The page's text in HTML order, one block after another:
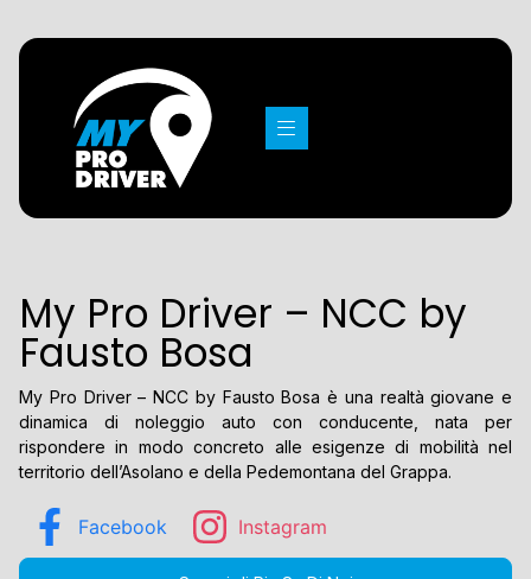
My Pro Driver – NCC by
Fausto Bosa
My Pro Driver – NCC by Fausto Bosa è una realtà giovane e
dinamica di noleggio auto con conducente, nata per
rispondere in modo concreto alle esigenze di mobilità nel
territorio dell’Asolano e della Pedemontana del Grappa.
Facebook Instagram